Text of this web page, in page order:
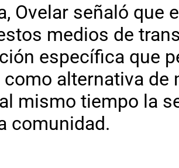
Ovelar señaló que
medios de
específica que
alternativa de
mismo tiempo la
comunidad.